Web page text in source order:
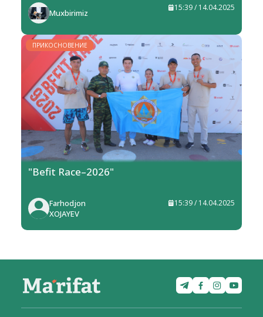
Muxbirimiz
15:39 / 14.04.2025
ПРИКОСНОВЕНИЕ
"Befit Race–2026"
Farhodjon
XOJAYEV
15:39 / 14.04.2025